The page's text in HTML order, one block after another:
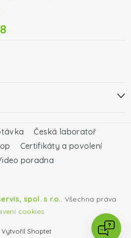
Česká laboratoř
Certifikáty a povolení
poradna
Vytvořil Shoptet
spol. s r.o.. Všechna práva
cookies